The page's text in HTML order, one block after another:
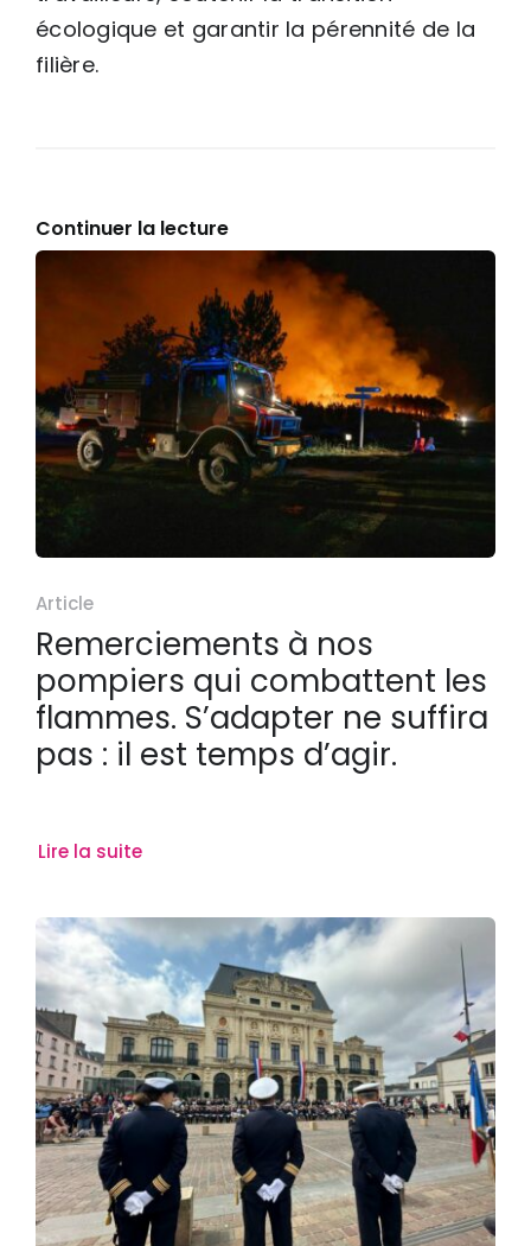
écologique et garantir la pérennité de la
filière.
Continuer la lecture
Article
Remerciements à nos
pompiers qui combattent les
flammes. S’adapter ne suffira
pas : il est temps d’agir.
Lire la suite